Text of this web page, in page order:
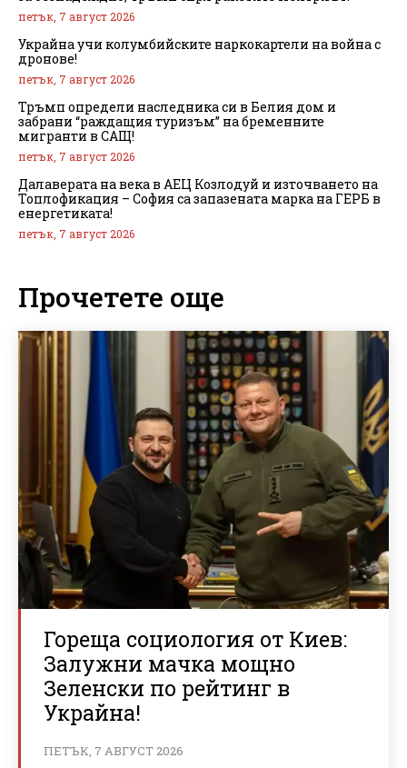
петък, 7 август 2026
Украйна учи колумбийските наркокартели на война с
дронове!
петък, 7 август 2026
Тръмп определи наследника си в Белия дом и
забрани “раждащия туризъм” на бременните
мигранти в САЩ!
петък, 7 август 2026
Далаверата на века в АЕЦ Козлодуй и източването на
Топлофикация – София са запазената марка на ГЕРБ в
енергетиката!
петък, 7 август 2026
Прочетете още
Гореща социология от Киев:
Залужни мачка мощно
Зеленски по рейтинг в
Украйна!
ПЕТЪК, 7 АВГУСТ 2026